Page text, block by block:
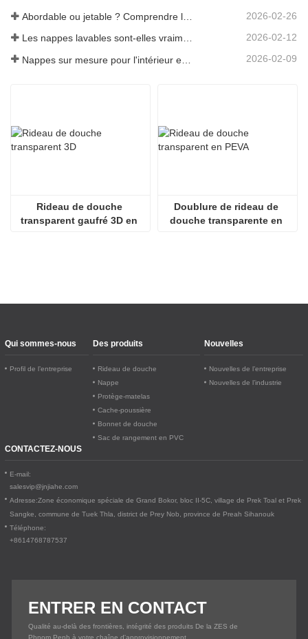
2026-02-26
Les nappes lavables sont-elles vraiment faciles d'entretien ? À quoi s'attendre ? 2026-02-12
2026-02-09
Rideau de douche
transparent gaufré 3D en
Doublure de rideau de
douche transparente en
Qui sommes-nous
Profil de l’entreprise
Des produits
Rideau de douche
Nappe
Protège-matelas
Cache-poussière
Bonnet de douche
Sac de rangement en PVC
Nouvelles
Nouvelles de l’entreprise
Nouvelles de l’industrie
CONTACTEZ-NOUS
E-mail:
salesvip@jnjiahe.com
Adresse:Zone économique spéciale de Grand Bokor, bloc II-5C, village de Prek Toal et Prek
Sangke, commune de Tuek Thla, district de Prey Nob, province de Preah Sihanouk
Téléphone:
+8614768787537
ENTRER EN CONTACT
Qualité au-delà des frontières, intégrité des produits De la ZES de